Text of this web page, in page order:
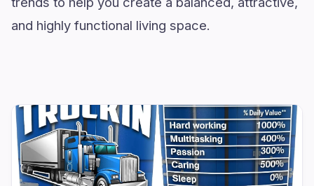
and highly functional living space.